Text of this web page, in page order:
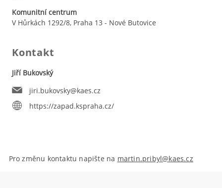
Komunitní centrum
V Hůrkách 1292/8, Praha 13 - Nové Butovice
Kontakt
Jiří Bukovský
jiri.bukovsky@kaes.cz
https://zapad.kspraha.cz/
Pro změnu kontaktu napište na martin.pribyl@kaes.cz